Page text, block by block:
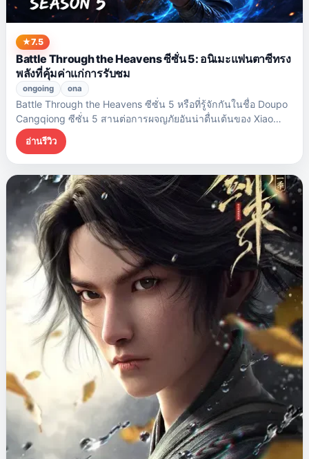
7.5
Battle Through the Heavens ซีซั่น 5: อนิเมะแฟนตาซีทรง
พลังที่คุ้มค่าแก่การรับชม
ongoing ona
Battle Through the Heavens ซีซั่น 5 หรือที่รู้จักกันในชื่อ Doupo
Cangqiong ซีซั่น 5 สานต่อการผจญภัยอันน่าตื่นเต้นของ Xiao
Yan…
อ่านรีวิว